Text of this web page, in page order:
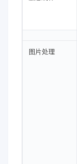
图片处理